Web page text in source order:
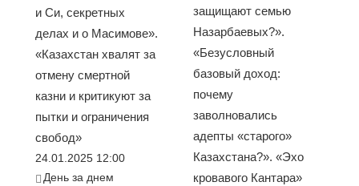
и Си, секретных
делах и о Масимове».
«Казахстан хвалят за
отмену смертной
казни и критикуют за
пытки и ограничения
свобод»
24.01.2025 12:00
День за днем
защищают семью
Назарбаевых?».
«Безусловный
базовый доход:
почему
заволновались
адепты «старого»
Казахстана?». «Эхо
кровавого Кантара»